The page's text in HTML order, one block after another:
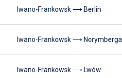
Iwano-Frankowsk ⟶ Berlin
Iwano-Frankowsk ⟶ Norymberga
Iwano-Frankowsk ⟶ Lwów